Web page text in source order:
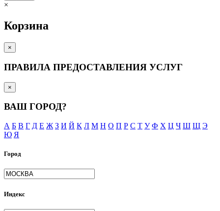
×
Корзина
×
ПРАВИЛА ПРЕДОСТАВЛЕНИЯ УСЛУГ
×
ВАШ ГОРОД?
А Б В Г Д Е Ж З И Й К Л М Н О П Р С Т У Ф Х Ц Ч Ш Щ Э
Ю Я
Город
Индекс